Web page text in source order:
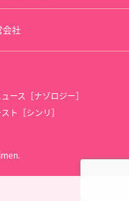
会社
ース［ナゾロジー］
ト［シンリ］